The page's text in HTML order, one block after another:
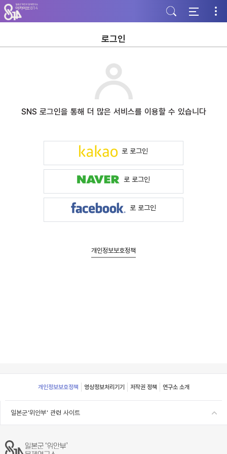
주
메
뉴
가
본
문
바
기
하
단
바
기
로그인
SNS 로그인을 통해 더 많은 서비스를 이용할 수 있습니다
로 로그인
로 로그인
로 로그인
개인정보보호정책
Footer
개인정보보호정책 영상정보처리기기 저작권 정책 연구소 소개
일본군'위안부' 관련 사이트